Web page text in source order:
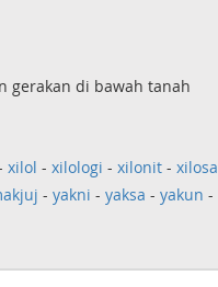
gerakan di bawah tanah
xilol - xilologi - xilonit- xilosa
- yakni - yaksa - yakun -